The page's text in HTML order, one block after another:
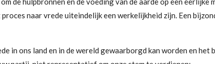
naar vrede uiteindelijk een werkelijkheid zijn. Een
in ons land en in de wereld gewaarborgd kan worden en het